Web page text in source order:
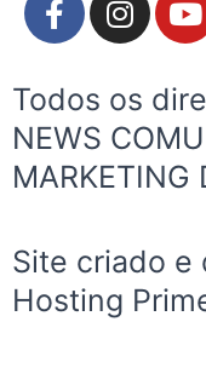
a
e
b
o
o
f
n
t
a
g
r
o
t
u
b
e
Todos os
NEWS
Site criado e
Hosting